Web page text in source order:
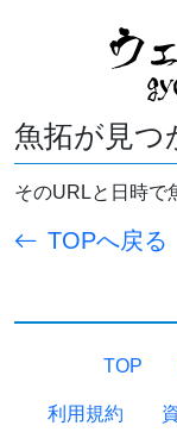
魚拓が見つ
そのURLと日時で
TOPへ戻る
TOP
利用規約